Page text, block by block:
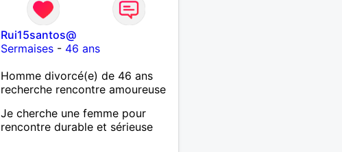
Rui15santos@
Sermaises - 46 ans
Homme divorcé(e) de 46 ans
recherche rencontre amoureuse
Je cherche une femme pour
rencontre durable et sérieuse